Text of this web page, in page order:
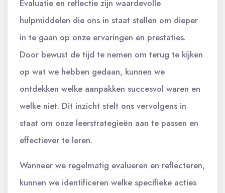
Evaluatie en reflectie zijn waardevolle
hulpmiddelen die ons in staat stellen om dieper
in te gaan op onze ervaringen en prestaties.
Door bewust de tijd te nemen om terug te kijken
op wat we hebben gedaan, kunnen we
ontdekken welke aanpakken succesvol waren en
welke niet. Dit inzicht stelt ons vervolgens in
staat om onze leerstrategieën aan te passen en
effectiever te leren.
Wanneer we regelmatig evalueren en reflecteren,
kunnen we identificeren welke specifieke acties